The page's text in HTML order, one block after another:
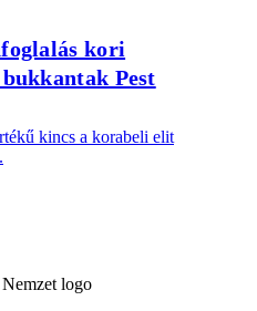
kori
Pest
kincs a korabeli elit